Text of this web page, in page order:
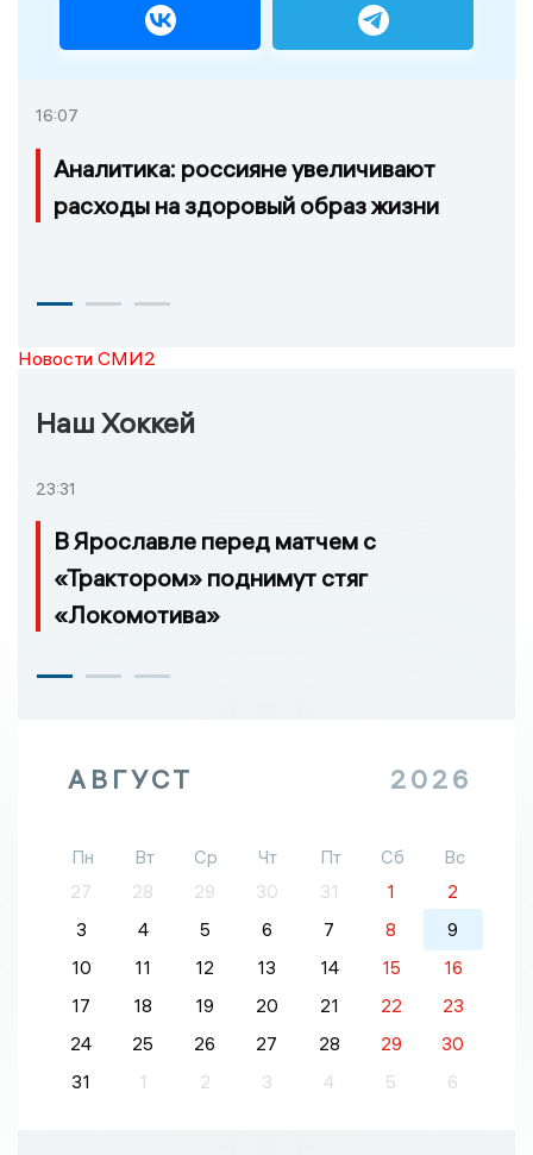
16:07
Аналитика: россияне увеличивают
расходы на здоровый образ жизни
Новости СМИ2
Наш Хоккей
23:31
В Ярославле перед матчем с
«Трактором» поднимут стяг
«Локомотива»
АВГУСТ 2026
Пн Вт Ср Чт Пт Сб
Вс
27
28 29 30 31 1
2
3
4 5 6 7 8
9
10
11 12 13 14 15
16
17
18 19 20 21 22
23
24
25 26 27 28 29
30
31
1 2 3 4 5 6